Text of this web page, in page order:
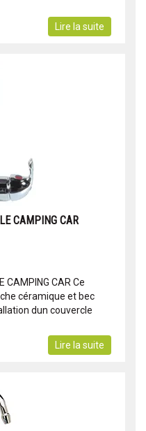
Lire la suite
CAMPING CAR
CAMPING CAR Ce
céramique et bec
dun couvercle
Lire la suite